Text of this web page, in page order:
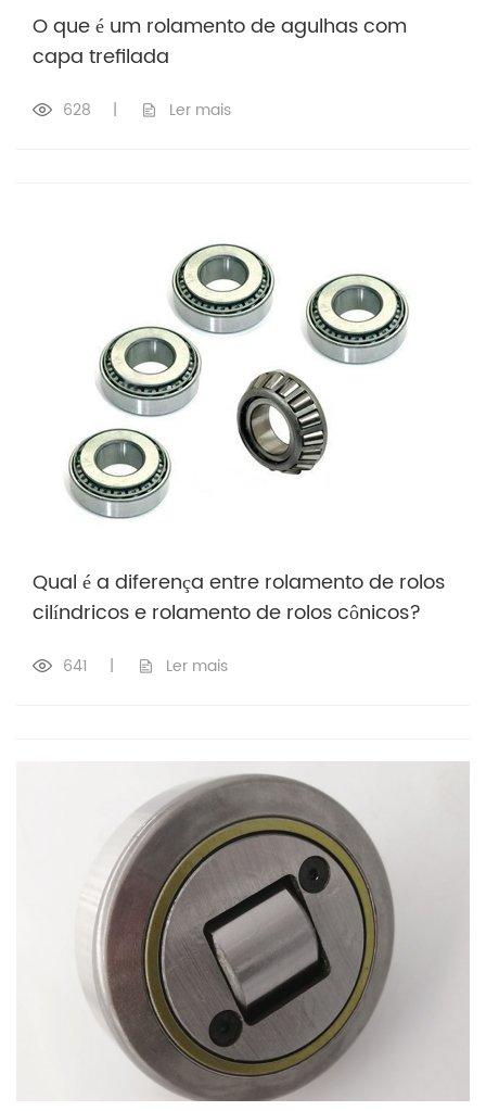
O que é um rolamento de agulhas com
capa trefilada
628 | Ler mais
Qual é a diferença entre rolamento de rolos
cilíndricos e rolamento de rolos cônicos?
641 | Ler mais